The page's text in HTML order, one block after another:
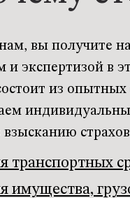
транспортных
имущества,
вы получите
экспертизой в
из опытных